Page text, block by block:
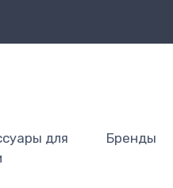
для
Бренды